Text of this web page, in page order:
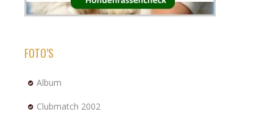
FOTO’S
Album
Clubmatch 2002